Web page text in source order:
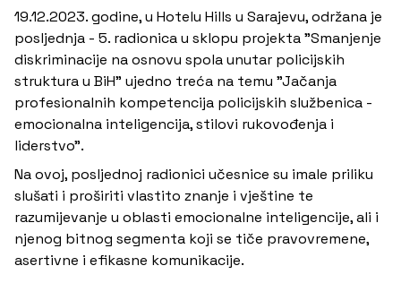
19.12.2023. godine, u Hotelu Hills u Sarajevu, održana je
posljednja - 5. radionica u sklopu projekta "Smanjenje
diskriminacije na osnovu spola unutar policijskih
struktura u BiH" ujedno treća na temu "Jačanja
profesionalnih kompetencija policijskih službenica -
emocionalna inteligencija, stilovi rukovođenja i
liderstvo".
Na ovoj, posljednoj radionici učesnice su imale priliku
slušati i proširiti vlastito znanje i vještine te
razumijevanje u oblasti emocionalne inteligencije, ali i
njenog bitnog segmenta koji se tiče pravovremene,
asertivne i efikasne komunikacije.